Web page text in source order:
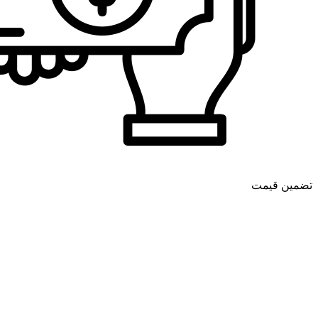
تضمین قیمت